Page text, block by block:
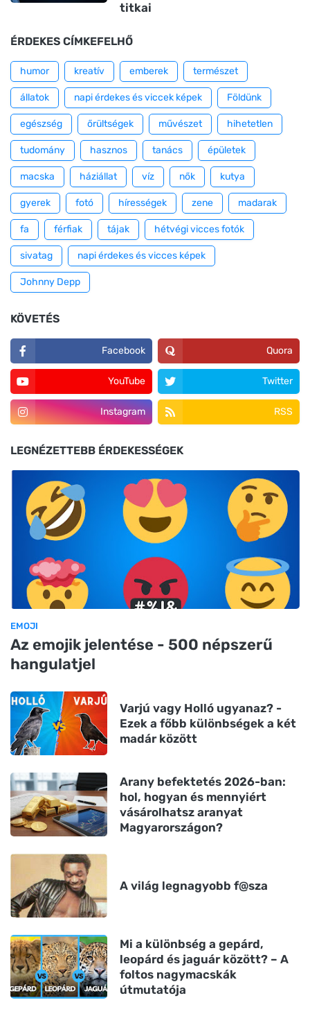
titkai
ÉRDEKES CÍMKEFELHŐ
humor kreatív emberek természet
állatok napi érdekes és viccek képek Földünk
egészség őrültségek művészet hihetetlen
tudomány hasznos tanács épületek
macska háziállat víz nők kutya
gyerek fotó hírességek zene madarak
fa férfiak tájak hétvégi vicces fotók
sivatag napi érdekes és vicces képek
Johnny Depp
KÖVETÉS
Facebook Quora
YouTube Twitter
Instagram RSS
LEGNÉZETTEBB ÉRDEKESSÉGEK
EMOJI
Az emojik jelentése - 500 népszerű
hangulatjel
Varjú vagy Holló ugyanaz? -
Ezek a főbb különbségek a két
madár között
Arany befektetés 2026-ban:
hol, hogyan és mennyiért
vásárolhatsz aranyat
Magyarországon?
A világ legnagyobb f@sza
Mi a különbség a gepárd,
leopárd és jaguár között? – A
foltos nagymacskák
útmutatója